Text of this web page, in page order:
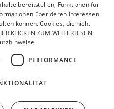
bereitstellen, Funktionen für
über deren Interessen
können. Cookies, die nicht
KLICKEN ZUM WEITERLESEN
PERFORMANCE